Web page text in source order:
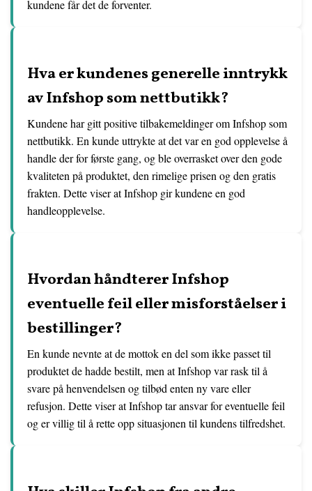
kundene får det de forventer.
Hva er kundenes generelle inntrykk
av Infshop som nettbutikk?
Kundene har gitt positive tilbakemeldinger om Infshop som
nettbutikk. En kunde uttrykte at det var en god opplevelse å
handle der for første gang, og ble overrasket over den gode
kvaliteten på produktet, den rimelige prisen og den gratis
frakten. Dette viser at Infshop gir kundene en god
handleopplevelse.
Hvordan håndterer Infshop
eventuelle feil eller misforståelser i
bestillinger?
En kunde nevnte at de mottok en del som ikke passet til
produktet de hadde bestilt, men at Infshop var rask til å
svare på henvendelsen og tilbød enten ny vare eller
refusjon. Dette viser at Infshop tar ansvar for eventuelle feil
og er villig til å rette opp situasjonen til kundens tilfredshet.